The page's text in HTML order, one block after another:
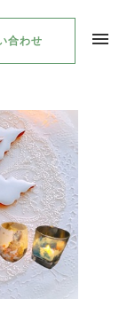
合わせ